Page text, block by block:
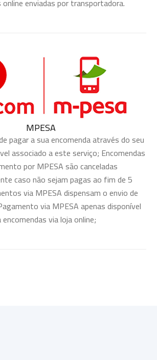
enviadas por transportadora.
MPESA
pagar a sua encomenda através do seu
associado a este serviço; Encomendas
por MPESA são canceladas
caso não sejam pagas ao fim de 5
via MPESA dispensam o envio de
via MPESA apenas disponível
encomendas via loja online;